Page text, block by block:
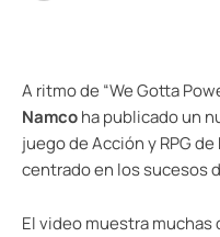
A ritmo de “We Gotta
Namcoha publicado un
juego de Acción y RPG de
centrado en los sucesos
El video muestra muchas